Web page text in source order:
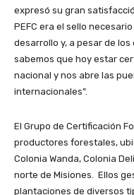
expresó su gran
PEFC era el sello
desarrollo y, a pesar de
sabemos que hoy estar
nacional y nos abre las
internacionales”.
El Grupo de Certificación
productores forestales,
Colonia Wanda, Colonia
norte de Misiones. Ellos
plantaciones de diversos